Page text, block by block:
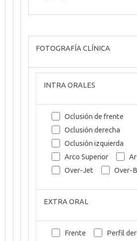
FOTOGRAFÍA CLÍNICA
INTRA ORALES
Oclusión de frente
Oclusión derecha
Oclusión izquierda
Arco Superior
Over-Jet
Over-
EXTRA ORAL
Frente
Perfil